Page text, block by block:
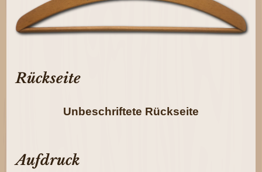
Rückseite
Unbeschriftete Rückseite
Aufdruck